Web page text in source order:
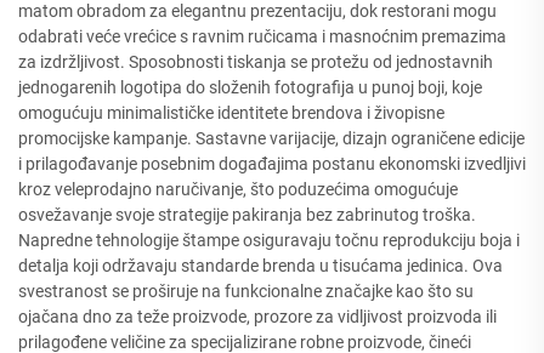
matom obradom za elegantnu prezentaciju, dok restorani mogu
odabrati veće vrećice s ravnim ručicama i masnoćnim premazima
za izdržljivost. Sposobnosti tiskanja se protežu od jednostavnih
jednogarenih logotipa do složenih fotografija u punoj boji, koje
omogućuju minimalističke identitete brendova i živopisne
promocijske kampanje. Sastavne varijacije, dizajn ograničene edicije
i prilagođavanje posebnim događajima postanu ekonomski izvedljivi
kroz veleprodajno naručivanje, što poduzećima omogućuje
osvežavanje svoje strategije pakiranja bez zabrinutog troška.
Napredne tehnologije štampe osiguravaju točnu reprodukciju boja i
detalja koji održavaju standarde brenda u tisućama jedinica. Ova
svestranost se proširuje na funkcionalne značajke kao što su
ojačana dno za teže proizvode, prozore za vidljivost proizvoda ili
prilagođene veličine za specijalizirane robne proizvode, čineći